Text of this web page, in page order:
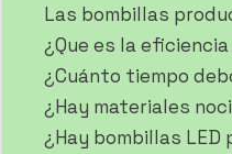
Las bombillas
¿Que es la
¿Cuánto tiempo
¿Hay materiales
¿Hay bombillas LED